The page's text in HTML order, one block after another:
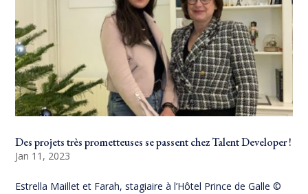
Des projets très prometteuses se passent chez Talent Developer !
Jan 11, 2023
Estrella Maillet et Farah, stagiaire à l’Hôtel Prince de Galle ©